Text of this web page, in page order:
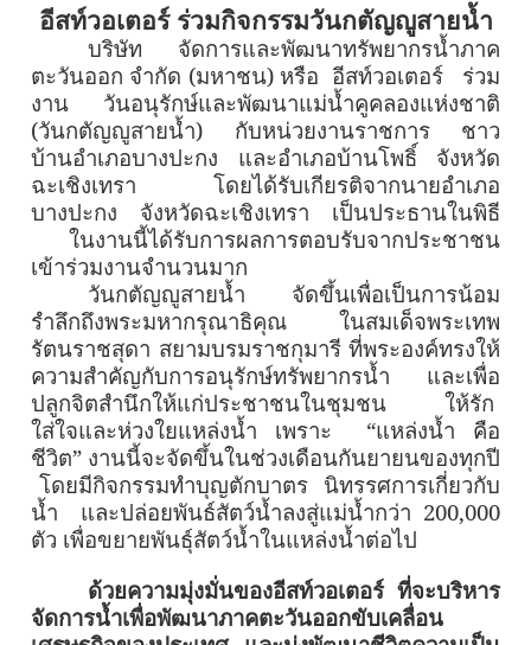
อีสท์วอเตอร์ ร่วมกิจกรรมวันกตัญญูสายน้ำ
บริษัท จัดการและพัฒนาทรัพยากรน้ำภาค
ตะวันออก จำกัด (มหาชน) หรือ อีสท์วอเตอร์ ร่วม
งาน วันอนุรักษ์และพัฒนาแม่น้ำคูคลองแห่งชาติ
(วันกตัญญูสายน้ำ) กับหน่วยงานราชการ ชาว
บ้านอำเภอบางปะกง และอำเภอบ้านโพธิ์ จังหวัด
ฉะเชิงเทรา โดยได้รับเกียรติจากนายอำเภอ
บางปะกง จังหวัดฉะเชิงเทรา เป็นประธานในพิธี
ในงานนี้ได้รับการผลการตอบรับจากประชาชน
เข้าร่วมงานจำนวนมาก
วันกตัญญูสายน้ำ จัดขึ้นเพื่อเป็นการน้อม
รำลึกถึงพระมหากรุณาธิคุณ ในสมเด็จพระเทพ
รัตนราชสุดา สยามบรมราชกุมารี ที่พระองค์ทรงให้
ความสำคัญกับการอนุรักษ์ทรัพยากรน้ำ และเพื่อ
ปลูกจิตสำนึกให้แก่ประชาชนในชุมชน ให้รัก
ใส่ใจและห่วงใยแหล่งน้ำ เพราะ “แหล่งน้ำ คือ
ชีวิต” งานนี้จะจัดขึ้นในช่วงเดือนกันยายนของทุกปี
โดยมีกิจกรรมทำบุญตักบาตร นิทรรศการเกี่ยวกับ
น้ำ และปล่อยพันธ์สัตว์น้ำลงสู่แม่น้ำกว่า 200,000
ตัว เพื่อขยายพันธุ์สัตว์น้ำในแหล่งน้ำต่อไป
ด้วยความมุ่งมั่นของอีสท์วอเตอร์ ที่จะบริหาร
จัดการน้ำเพื่อพัฒนาภาคตะวันออกขับเคลื่อน